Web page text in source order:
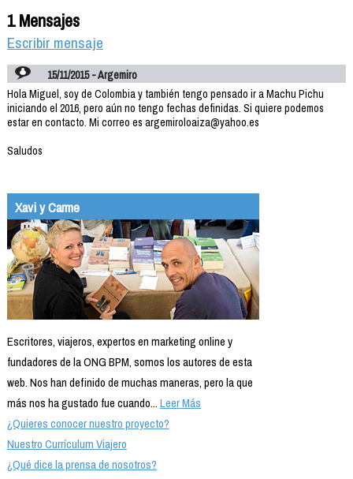
1 Mensajes
Escribir mensaje
15/11/2015 - Argemiro
Hola Miguel, soy de Colombia y también tengo pensado ir a Machu Pichu
iniciando el 2016, pero aún no tengo fechas definidas. Si quiere podemos
estar en contacto. Mi correo es argemiroloaiza@yahoo.es
Saludos
Xavi y Carme
Escritores, viajeros, expertos en marketing online y
fundadores de la ONG BPM, somos los autores de esta
web. Nos han definido de muchas maneras, pero la que
más nos ha gustado fue cuando...Leer Más
¿Quieres conocer nuestro proyecto?
Nuestro Currículum Viajero
¿Qué dice la prensa de nosotros?